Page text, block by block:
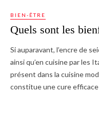
BIEN-ÊTRE
Quels sont les
Si auparavant, l’encre de
ainsi qu’en cuisine par les
présent dans la cuisine
constitue une cure